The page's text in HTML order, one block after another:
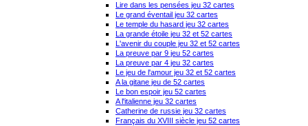
Lire dans les pensées jeu 32 cartes
Le grand éventail jeu 32 cartes
Le temple du hasard jeu 32 cartes
La grande étoile jeu 32 et 52 cartes
L'avenir du couple jeu 32 et 52 cartes
La preuve par 9 jeu 52 cartes
La preuve par 4 jeu 32 cartes
Le jeu de l'amour jeu 32 et 52 cartes
A la gitane jeu de 52 cartes
Le bon espoir jeu 52 cartes
A l'italienne jeu 32 cartes
Catherine de russie jeu 32 cartes
Français du XVIII siècle jeu 52 cartes